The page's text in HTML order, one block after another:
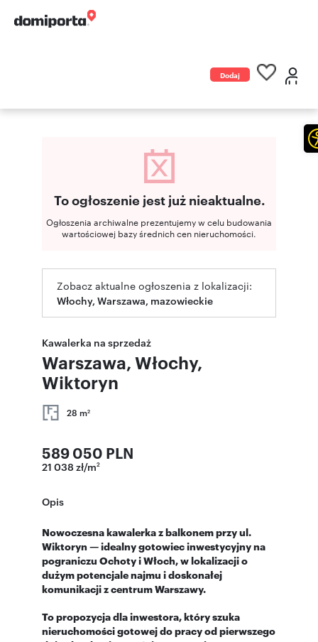
Dodaj
To ogłoszenie jest już nieaktualne.
Ogłoszenia archiwalne prezentujemy w celu budowania
wartościowej bazy średnich cen nieruchomości.
Zobacz aktualne ogłoszenia z lokalizacji:
Włochy, Warszawa, mazowieckie
Kawalerka na sprzedaż
Warszawa, Włochy,
Wiktoryn
28 m2
589 050 PLN
21 038 zł/m2
Opis
Nowoczesna kawalerka z balkonem przy ul.
Wiktoryn — idealny gotowiec inwestycyjny na
pograniczu Ochoty i Włoch, w lokalizacji o
dużym potencjale najmu i doskonałej
komunikacji z centrum Warszawy.
To propozycja dla inwestora, który szuka
nieruchomości gotowej do pracy od pierwszego